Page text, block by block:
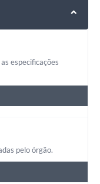
especificações
pelo órgão.